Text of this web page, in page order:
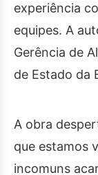
experiência
equipes. A
Gerência de
de Estado da
A obra
que estamos
incomuns